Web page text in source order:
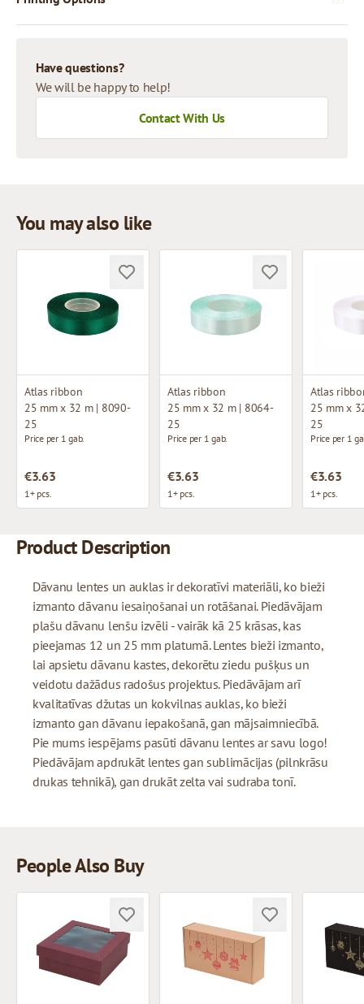
Have questions?
We will be happy to help!
Contact With Us
You may also like
Atlas ribbon
25 mm x 32 m | 8090-
25
Price per 1 gab.
€3.63
1+ pcs.
Atlas ribbon
25 mm x 32 m | 8064-
25
Price per 1 gab.
€3.63
1+ pcs.
Atlas
25 mm x
25
Price per 1
€3.63
1+ pcs.
Product Description
Dāvanu lentes un auklas ir dekoratīvi materiāli, ko bieži
izmanto dāvanu iesaiņošanai un rotāšanai. Piedāvājam
plašu dāvanu lenšu izvēli - vairāk kā 25 krāsas, kas
pieejamas 12 un 25 mm platumā. Lentes bieži izmanto,
lai apsietu dāvanu kastes, dekorētu ziedu pušķus un
veidotu dažādus radošus projektus. Piedāvājam arī
kvalitatīvas džutas un kokvilnas auklas, ko bieži
izmanto gan dāvanu iepakošanā, gan mājsaimniecībā.
Pie mums iespējams pasūti dāvanu lentes ar savu logo!
Piedāvājam apdrukāt lentes gan sublimācijas (pilnkrāsu
drukas tehnikā), gan drukāt zelta vai sudraba tonī.
People Also Buy